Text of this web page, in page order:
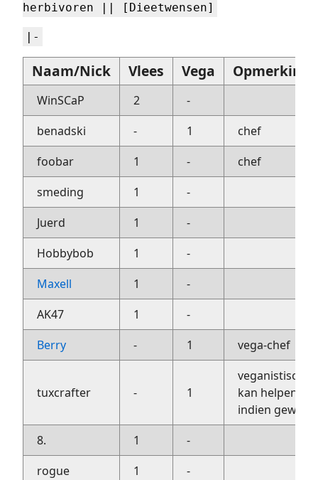
herbivoren || [Dieetwensen]
|-
Naam/Nick Vlees Vega
WinSCaP 2
-
benadski
- 1
chef
foobar
1 -
chef
smeding
1
-
Juerd
1
-
Hobbybob
1
-
Maxell
1
-
AK47
1
-
Berry
- 1 vega-chef
tuxcrafter - 1
veganistisch,
kan helpen
indien
8.
1
-
rogue
1
-